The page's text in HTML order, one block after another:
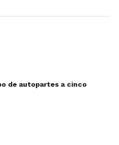
de autopartes a cinco